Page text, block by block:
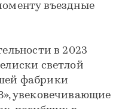
въездные
в 2023
светлой
фабрики
увековечивающие